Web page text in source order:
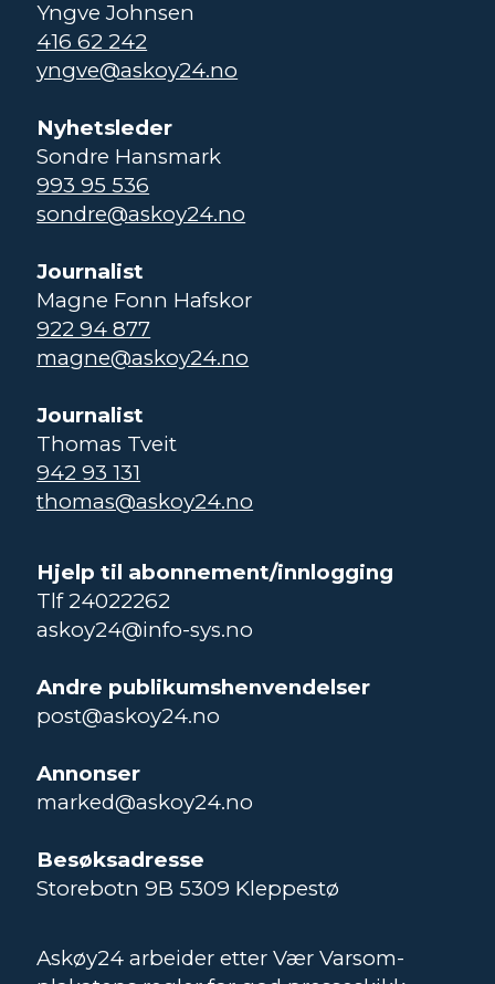
Yngve Johnsen
416 62 242
yngve@askoy24.no
Nyhetsleder
Sondre Hansmark
993 95 536
sondre@askoy24.no
Journalist
Magne Fonn Hafskor
922 94 877
magne@askoy24.no
Journalist
Thomas Tveit
942 93 131
thomas@askoy24.no
Hjelp til abonnement/innlogging
Tlf 24022262
askoy24@info-sys.no
Andre publikumshenvendelser
post@askoy24.no
Annonser
marked@askoy24.no
Besøksadresse
Storebotn 9B 5309 Kleppestø
Askøy24 arbeider etter Vær Varsom-